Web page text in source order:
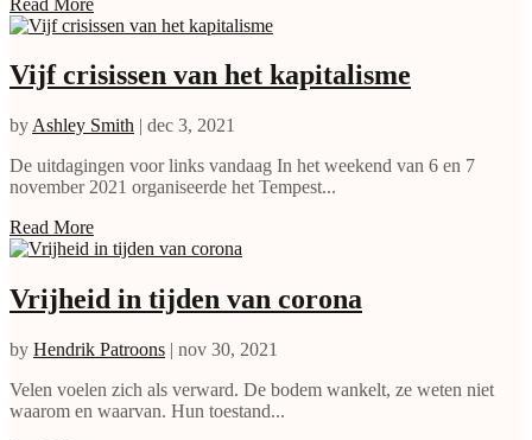
Vijf crisissen van het kapitalisme
by Ashley Smith | dec 3, 2021
De uitdagingen voor links vandaag In het weekend van 6 en 7
november 2021 organiseerde het Tempest...
Read More
Vrijheid in tijden van corona
by Hendrik Patroons | nov 30, 2021
Velen voelen zich als verward. De bodem wankelt, ze weten niet
waarom en waarvan. Hun toestand...